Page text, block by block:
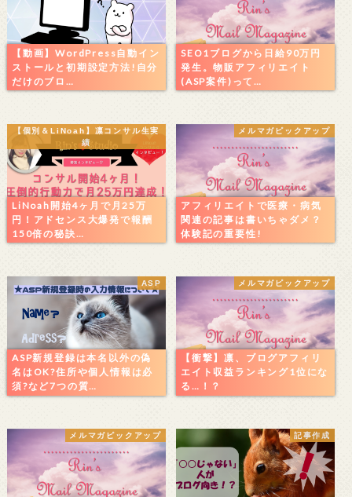
【動画】WordPress自動イン
ストールと初期設定方法!自分
だけのブロ…
SEO1ブログから日給90万円
発生。物販アフィリエイト
(ASP案件)って…
【個別＆LiNoah】凛コンサル生実
績
LiNoah開始4ヶ月で月25万
円！アドセンス大爆発で報酬
150倍の秘訣…
メルマガピックアップ
アフィリエイトで医療・病気
関連の記事は書いちゃダメ？
体験記の重要性!
ASP
ASP新規登録は本名以外の偽
名はOK?住所や個人情報は必
須?など7つの質…
メルマガピックアップ
【衝撃】凛、ブログアフィリ
エイト収益ランキング1位にな
る…！？
メルマガピックアップ 記事作成